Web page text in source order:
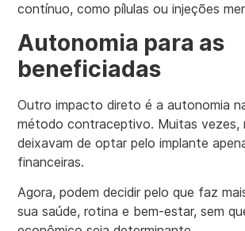
contínuo, como pílulas ou injeções
Autonomia para as
beneficiadas
Outro impacto direto é a autonomia
método contraceptivo. Muitas vezes,
deixavam de optar pelo implante
financeiras.
Agora, podem decidir pelo que faz
sua saúde, rotina e bem-estar, sem